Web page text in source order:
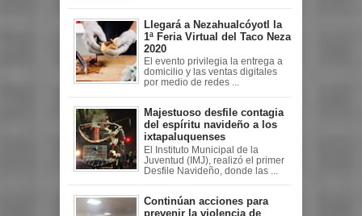
Llegará a Nezahualcóyotl la
1ª Feria Virtual del Taco Neza
2020
El evento privilegia la entrega a
domicilio y las ventas digitales
por medio de redes ...
Majestuoso desfile contagia
del espíritu navideño a los
ixtapaluquenses
El Instituto Municipal de la
Juventud (IMJ), realizó el primer
Desfile Navideño, donde las ...
Continúan acciones para
prevenir la violencia de